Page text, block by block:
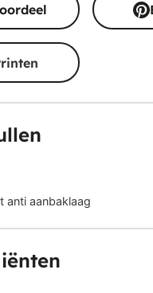
anti aanbaklaag